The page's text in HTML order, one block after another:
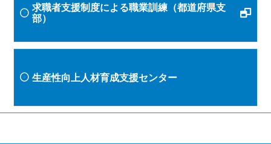
求職者支援制度による職業訓練（都道府県支
部）
生産性向上人材育成支援センター